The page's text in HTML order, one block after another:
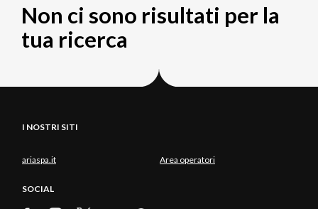
Non ci sono risultati per la
tua ricerca
I NOSTRI SITI
ariaspa.it Area operatori
SOCIAL